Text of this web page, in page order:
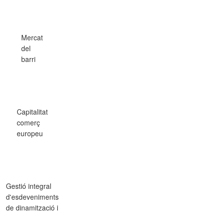
Mercat
del
barri
Capitalitat
comerç
europeu
Gestió integral
d'esdeveniments
de dinamització i